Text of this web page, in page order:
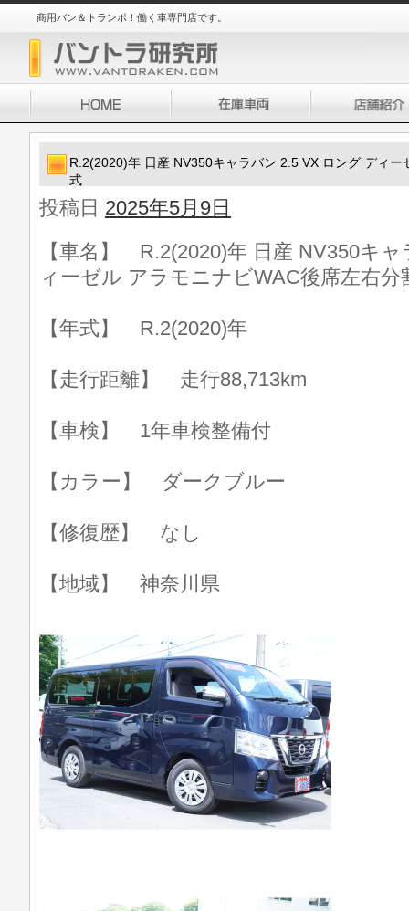
商用バン＆トランポ！働く車専門店です。
R.2(2020)年 日産 NV350キャラバン 2.5 VX ロング ディ
式
投稿日 2025年5月9日
【車名】 R.2(2020)年 日産 NV350キ
ィーゼル アラモニナビWAC後席左右分
【年式】 R.2(2020)年
【走行距離】 走行88,713km
【車検】 1年車検整備付
【カラー】 ダークブルー
【修復歴】 なし
【地域】 神奈川県